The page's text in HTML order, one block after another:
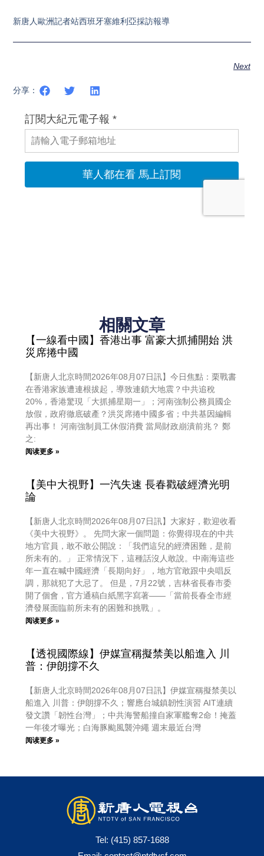
新唐人歐洲記者站西班牙塞維利亞採訪報導
Next
分享：
相關文章
【一線看中國】香港出事 富豪大抓捕開始 洪
災席捲中國
【新唐人北京時間2026年08月07日訊】今日焦點：栗戰書
在香港家族遭連根拔起，導致連鎖大地震？中共追稅
20%，香港驚現「大抓捕星期一」；河南強制公務員國企
放假，政府徹底破產？洪災席捲中國多省；中共基因編輯
再出事！ 河南強制員工休假消費 當局財政崩潰前兆？ 鄭
之:
阅读更多 »
【美中大視野】一汽失速 長春戳破經濟光明
論
【新唐人北京時間2026年08月07日訊】大家好，歡迎收看
《美中大視野》。 先問大家一個問題：你覺得現在的中共
地方官員，敢不敢公開說：「我們這兒的經濟困難，是前
所未有的。」 正常情況下，這種話沒人敢說。中南海這些
年一直在喊中國經濟「長期向好」，地方官敢跟中央唱反
調，那就犯了大忌了。 但是，7月22號，吉林省長春市委
開了個會，官方通稿白紙黑字寫著——「當前長春全市經
濟發展面臨前所未有的困難和挑戰」。
阅读更多 »
【透視國際線】伊媒宣稱擬禁美以船進入 川
普：伊朗撐不久
【新唐人北京時間2026年08月07日訊】伊媒宣稱擬禁美以
船進入 川普：伊朗撐不久；響應台城鎮韌性演習 AIT連續
發文讚「韌性台灣」；中共海警船撞自家軍艦奪2命！掩蓋
一年後才曝光；白海豚颱風襲沖繩 週末最近台灣
阅读更多 »
Tel: (415) 857-1688